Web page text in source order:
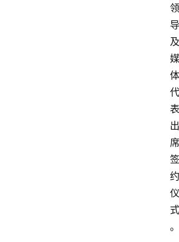
领
导
及
媒
体
代
表
出
席
签
约
仪
式
。